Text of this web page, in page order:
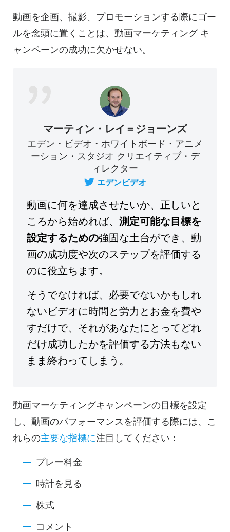
動画を企画、撮影、プロモーションする際にゴー
ルを念頭に置くことは、 動画マーケティング キ
ャンペーンの成功に欠かせない。
マーティン・レイ＝ジョーンズ
エデン・ビデオ・ホワイトボード・アニメ
ーション・スタジオ クリエイティブ・デ
ィレクター
エデンビデオ
動画に何を達成させたいか、正しいと
ころから始めれば、 測定可能な目標を
設定するための強固な土台ができ、動
画の成功度や次のステップを評価する
のに役立ちます。
そうでなければ、必要でないかもしれ
ないビデオに時間と労力とお金を費や
すだけで、それがあなたにとってどれ
だけ成功したかを評価する方法もない
まま終わってしまう。
動画マーケティングキャンペーンの目標を設定
し、動画のパフォーマンスを評価する際には、こ
れらの主要な指標に注目してください：
プレー料金
時計を見る
株式
コメント